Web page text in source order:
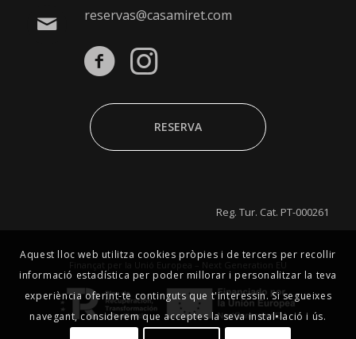
reservas@casamiret.com
RESERVA
Reg. Tur. Cat. PT-000261
Finançat per la Unió Europea – Next Generation EU
Aquest lloc web utilitza cookies pròpies i de tercers per recollir
informació estadística per poder millorar i personalitzar la teva
experiència oferint-te continguts que t'interessin. Si segueixes
navegant, considerem que acceptes la seva instal•lació i ús.